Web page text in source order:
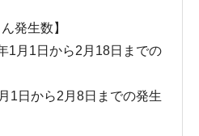
発生数】
1月1日から2月18日までの
1日から2月8日までの発生